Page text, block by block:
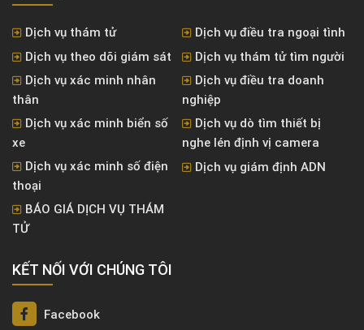
Dịch vụ thám tử
Dịch vụ điều tra ngoại tình
Dịch vụ theo dõi giám sát
Dịch vụ thám tử tìm người
Dịch vụ xác minh nhân
thân
Dịch vụ điều tra doanh
nghiệp
Dịch vụ xác minh biển số
xe
Dịch vụ dò tìm thiết bị
nghe lén định vị camera
Dịch vụ xác minh số điện
thoại
Dịch vụ giám định ADN
BÁO GIÁ DỊCH VỤ THÁM
TỬ
KẾT NỐI VỚI CHÚNG TÔI
Facebook